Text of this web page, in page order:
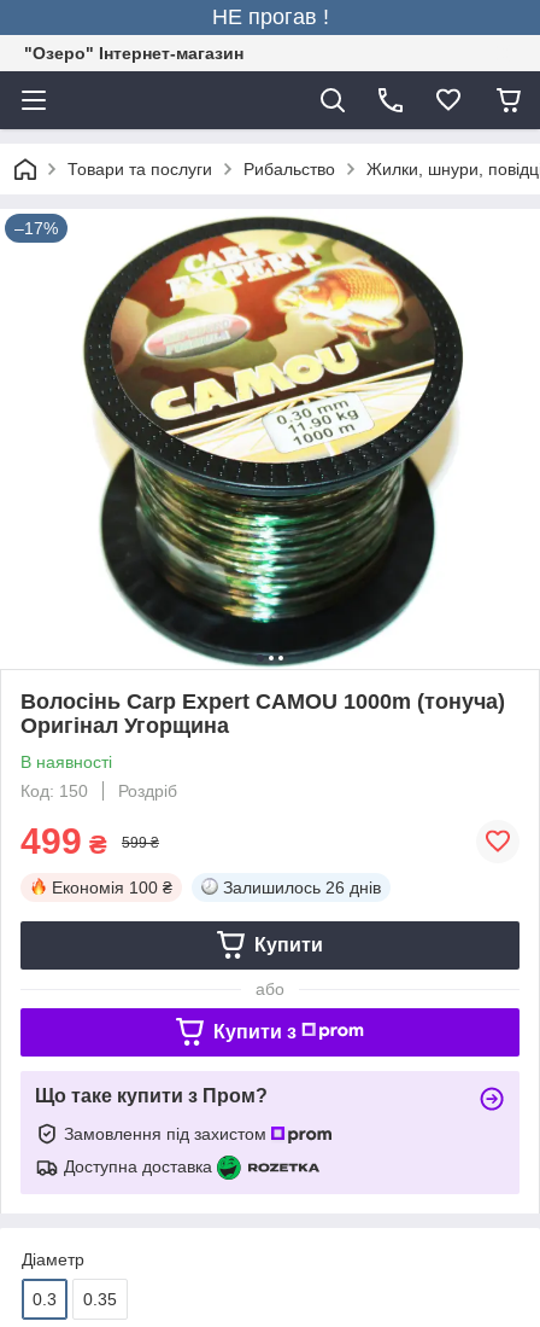
НЕ прогав !
"Озеро" Інтернет-магазин
Товари та послуги Рибальство Жилки, шнури,
–17%
Волосінь Carp Expert CAMOU 1000m (тонуча)
Оригінал Угорщина
В наявності
Код: 150
Роздріб
499 ₴ 599 ₴
Економія 100 ₴ Залишилось 26 днів
Купити
або
Купити з
Що таке купити з Пром?
Замовлення під захистом
Доступна доставка
Діаметр
0.3 0.35